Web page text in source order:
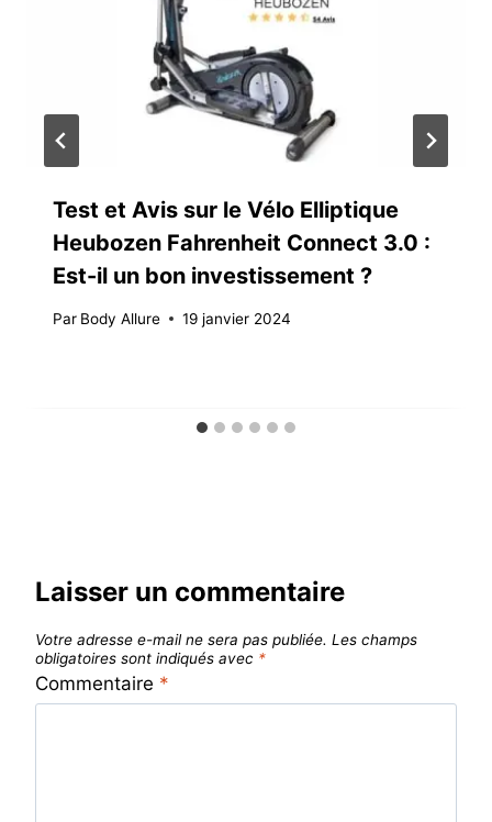
Test et Avis sur le Vélo Elliptique
Heubozen Fahrenheit Connect 3.0 :
Est-il un bon investissement ?
Par Body Allure 19 janvier 2024
Laisser un commentaire
Votre adresse e-mail ne sera pas publiée. Les champs
obligatoires sont indiqués avec *
Commentaire *